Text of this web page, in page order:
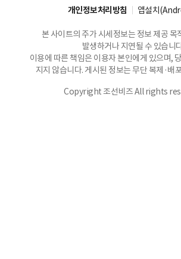
개인정보처리방침 앱설치
본 사이트의 주가 시세정보는 정보 제공 목
발생하거나 지연될 수 있습니
이용에 따른 책임은 이용자 본인에게 있으며,
지지 않습니다. 게시된 정보는 무단 복제·배
Copyright 조선비즈 All rights